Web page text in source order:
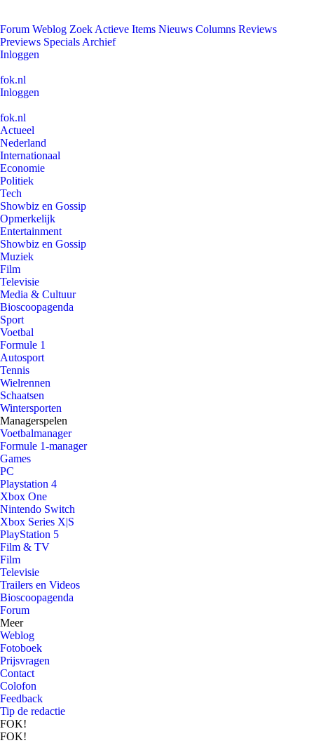
Forum Weblog Zoek Actieve Items Nieuws Columns Reviews
Previews Specials Archief
Inloggen
fok.nl
Inloggen
fok.nl
Actueel
Nederland
Internationaal
Economie
Politiek
Tech
Showbiz en Gossip
Opmerkelijk
Entertainment
Showbiz en Gossip
Muziek
Film
Televisie
Media & Cultuur
Bioscoopagenda
Sport
Voetbal
Formule 1
Autosport
Tennis
Wielrennen
Schaatsen
Wintersporten
Managerspelen
Voetbalmanager
Formule 1-manager
Games
PC
Playstation 4
Xbox One
Nintendo Switch
Xbox Series X|S
PlayStation 5
Film & TV
Film
Televisie
Trailers en Videos
Bioscoopagenda
Forum
Meer
Weblog
Fotoboek
Prijsvragen
Contact
Colofon
Feedback
Tip de redactie
FOK!
FOK!